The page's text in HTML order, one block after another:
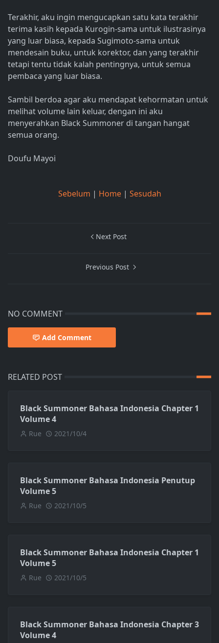
Terakhir, aku ingin mengucapkan satu kata terakhir
terima kasih kepada Kurogin-sama untuk ilustrasinya
yang luar biasa, kepada Sugimoto-sama untuk
mendesain buku, untuk korektor, dan yang terakhir
tetapi tentu tidak kalah pentingnya, untuk semua
pembaca yang luar biasa.
Sambil berdoa agar aku mendapat kehormatan untuk
melihat volume lain keluar, dengan ini aku
menyerahkan Black Summoner di tangan hangat
semua orang.
Doufu Mayoi
Sebelum | Home | Sesudah
Next Post
Previous Post
NO COMMENT
Add Comment
RELATED POST
Black Summoner Bahasa Indonesia Chapter 1
Volume 4
Rue 2021/10/4
Black Summoner Bahasa Indonesia Penutup
Volume 5
Rue 2021/10/5
Black Summoner Bahasa Indonesia Chapter 1
Volume 5
Rue 2021/10/5
Black Summoner Bahasa Indonesia Chapter 3
Volume 4